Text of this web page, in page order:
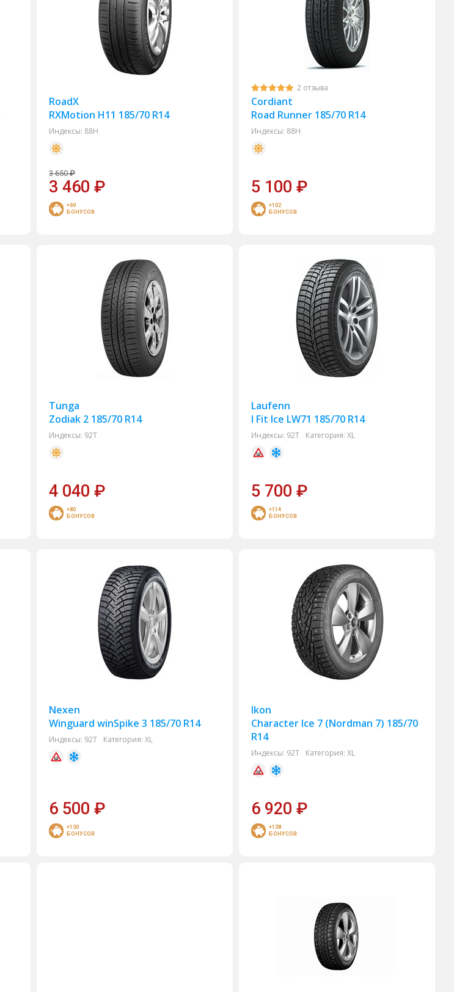
RoadX
RXMotion H11 185/70 R14
Индексы: 88H
3 650 ₽
3 460₽
+69
БОНУСОВ
2 отзыва
Cordiant
Road Runner 185/70 R14
Индексы: 88H
5 100₽
+102
БОНУСОВ
Tunga
Zodiak 2 185/70 R14
Индексы: 92T
4 040₽
+80
БОНУСОВ
Laufenn
I Fit Ice LW71 185/70 R14
Индексы: 92T Категория: XL
5 700₽
+114
БОНУСОВ
Nexen
Winguard winSpike 3 185/70 R14
Индексы: 92T Категория: XL
6 500₽
+130
БОНУСОВ
Ikon
Character Ice 7 (Nordman 7) 185/70
R14
Индексы: 92T Категория: XL
6 920₽
+138
БОНУСОВ